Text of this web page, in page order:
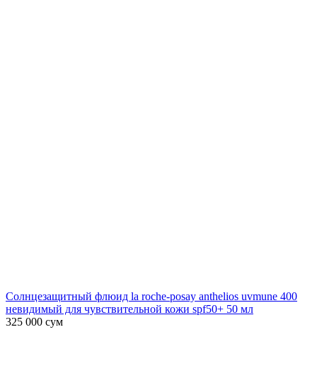
Солнцезащитный флюид la roche-posay anthelios uvmune 400
невидимый для чувствительной кожи spf50+ 50 мл
325 000 сум